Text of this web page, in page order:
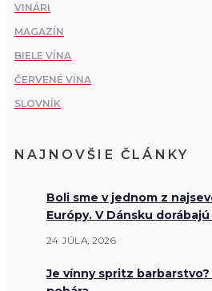
VINÁRI
MAGAZÍN
BIELE VÍNA
ČERVENÉ VÍNA
SLOVNÍK
NAJNOVŠIE ČLÁNKY
Boli sme v jednom z
Európy. V Dánsku
24 JÚLA, 2026
Je vínny spritz